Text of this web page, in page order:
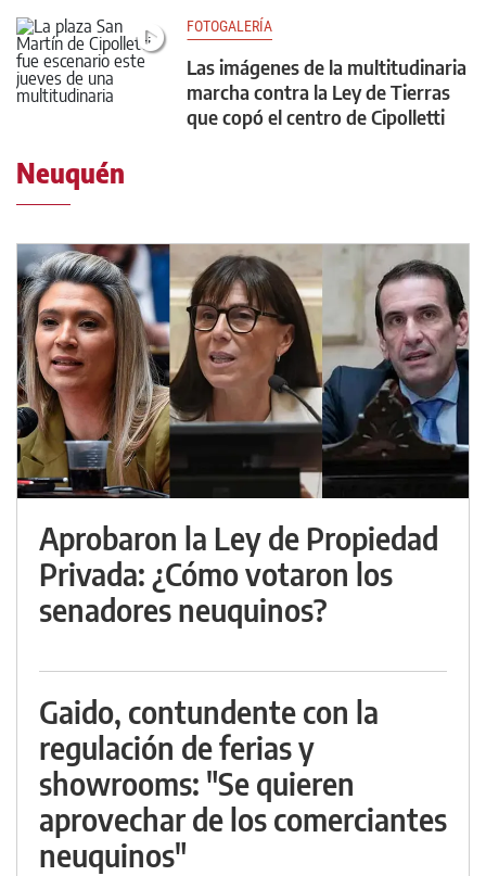
FOTOGALERÍA
Las imágenes de la multitudinaria
marcha contra la Ley de Tierras
que copó el centro de Cipolletti
Neuquén
Aprobaron la Ley de Propiedad
Privada: ¿Cómo votaron los
senadores neuquinos?
Gaido, contundente con la
regulación de ferias y
showrooms: "Se quieren
aprovechar de los comerciantes
neuquinos"